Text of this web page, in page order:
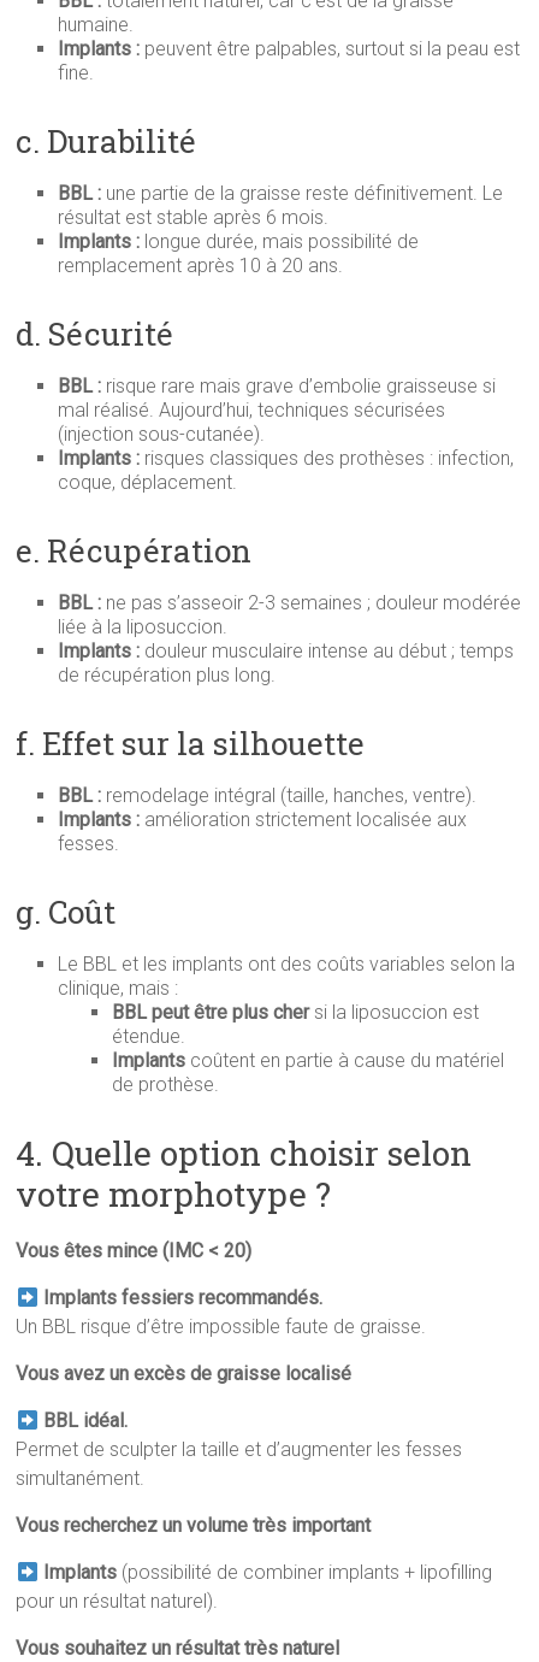
humaine.
Implants : peuvent être palpables, surtout si la peau est
fine.
c. Durabilité
BBL : une partie de la graisse reste définitivement. Le
résultat est stable après 6 mois.
Implants : longue durée, mais possibilité de
remplacement après 10 à 20 ans.
d. Sécurité
BBL : risque rare mais grave d’embolie graisseuse si
mal réalisé. Aujourd’hui, techniques sécurisées
(injection sous-cutanée).
Implants : risques classiques des prothèses : infection,
coque, déplacement.
e. Récupération
BBL : ne pas s’asseoir 2-3 semaines ; douleur modérée
liée à la liposuccion.
Implants : douleur musculaire intense au début ; temps
de récupération plus long.
f. Effet sur la silhouette
BBL : remodelage intégral (taille, hanches, ventre).
Implants : amélioration strictement localisée aux
fesses.
g. Coût
Le BBL et les implants ont des coûts variables selon la
clinique, mais :
BBL peut être plus chersi la liposuccion est
étendue.
Implants coûtent en partie à cause du matériel
de prothèse.
4. Quelle option choisir selon
votre morphotype ?
Vous êtes mince (IMC < 20)
Implants fessiers recommandés.
Un BBL risque d’être impossible faute de graisse.
Vous avez un excès de graisse localisé
BBL idéal.
Permet de sculpter la taille et d’augmenter les fesses
simultanément.
Vous recherchez un volume très important
Implants(possibilité de combiner implants + lipofilling
pour un résultat naturel).
Vous souhaitez un résultat très naturel